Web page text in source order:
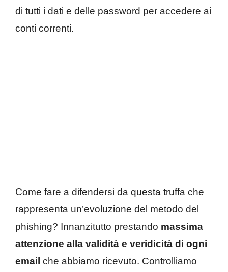
di tutti i dati e delle password per accedere ai
conti correnti.
Come fare a difendersi da questa truffa che
rappresenta un’evoluzione del metodo del
phishing? Innanzitutto prestando massima
attenzione alla validità e veridicità di ogni
email che abbiamo ricevuto. Controlliamo